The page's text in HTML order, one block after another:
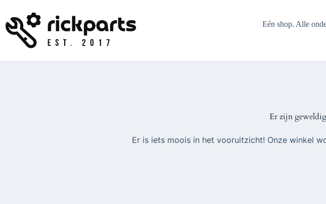
de
inhoud
Eén shop. Alle
Er zijn
Er is iets moois in het vooruitzicht! Onze winkel